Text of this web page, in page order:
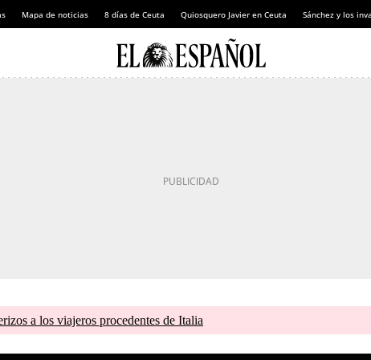
Mapa de noticias 8 días de Ceuta Quiosquero Javier en Ceuta Sánchez y los
a los viajeros procedentes de Italia